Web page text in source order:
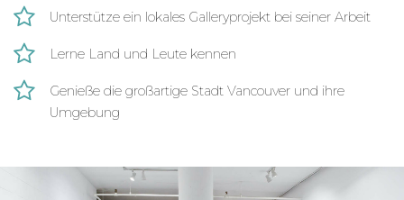
deinem Kunstinteresse einbringen, hast viel mit
Menschen zu tun und hilfst dem Verein dabei,
seinen Öffentlichkeitsarbeit und Veranstaltungen
Unterstütze ein lokales Galleryprojekt bei seiner Arbeit
Lerne Land und Leute kennen
Genieße die großartige Stadt Vancouver und ihre
Umgebung